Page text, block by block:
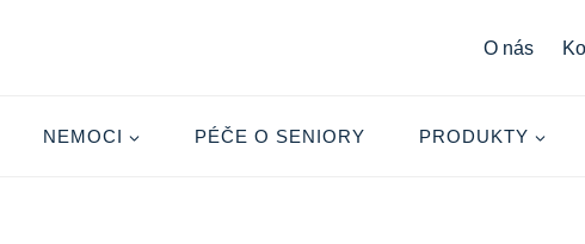
O nás
NEMOCI PÉČE O SENIORY PRODUKTY